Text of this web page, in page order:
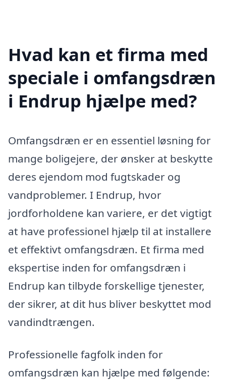
Hvad kan et firma med
speciale i omfangsdræn
i Endrup hjælpe med?
Omfangsdræn er en essentiel løsning for
mange boligejere, der ønsker at beskytte
deres ejendom mod fugtskader og
vandproblemer. I Endrup, hvor
jordforholdene kan variere, er det vigtigt
at have professionel hjælp til at installere
et effektivt omfangsdræn. Et firma med
ekspertise inden for omfangsdræn i
Endrup kan tilbyde forskellige tjenester,
der sikrer, at dit hus bliver beskyttet mod
vandindtrængen.
Professionelle fagfolk inden for
omfangsdræn kan hjælpe med følgende: